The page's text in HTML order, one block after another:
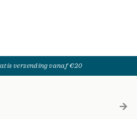
verzending vanaf €20